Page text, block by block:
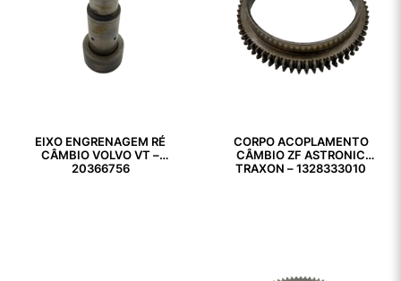
EIXO ENGRENAGEM RÉ
CÂMBIO VOLVO VT –
20366756
CORPO ACOPLAMENTO
CÂMBIO ZF ASTRONIC
TRAXON – 1328333010